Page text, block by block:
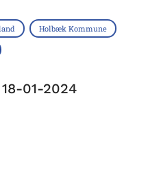
Holbæk Kommune
01-2024